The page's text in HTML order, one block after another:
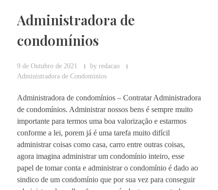
Administradora de
condomínios
9 de Outubro de 2021 by redacao
Administradora de Condominios
Administradora de condomínios – Contratar Administradora
de condomínios. Administrar nossos bens é sempre muito
importante para termos uma boa valorização e estarmos
conforme a lei, porem já é uma tarefa muito difícil
administrar coisas como casa, carro entre outras coisas,
agora imagina administrar um condomínio inteiro, esse
papel de tomar conta e administrar o condomínio é dado ao
sindico de um condomínio que por sua vez para conseguir